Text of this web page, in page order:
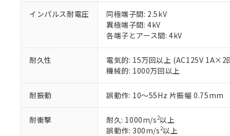
インパルス耐電圧
同極端子間: 2.5kV
異極端子間: 4kV
各端子とアース間: 4kV
耐久性
電気的: 15万回以上 (AC125V
機械的: 1000万回以上
耐振動 誤動作: 10～55Hz 片振幅 0.75mm
耐衝撃 耐久: 1000m/s2以上
誤動作: 300m/s2以上
在庫状況お
マイパーツ
ている必要が
お客様が当
フタル酸エステル類の
部品在庫の切り替
※3 非含有証明
下記の非含有証明
Pb(鉛) :1000ppm、
Cr(Ⅵ)(六価クロム) :
DBP(フタル酸ジブチル
※2 環境保護使
「ｅ」：有害物質
味します。
「－」：未確認で
たしません。
－
在庫な